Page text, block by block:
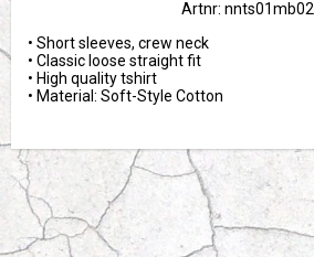
Artnr: nnts01mb02
• Short sleeves, crew neck
• Classic loose straight fit
• High quality tshirt
• Material: Soft-Style Cotton